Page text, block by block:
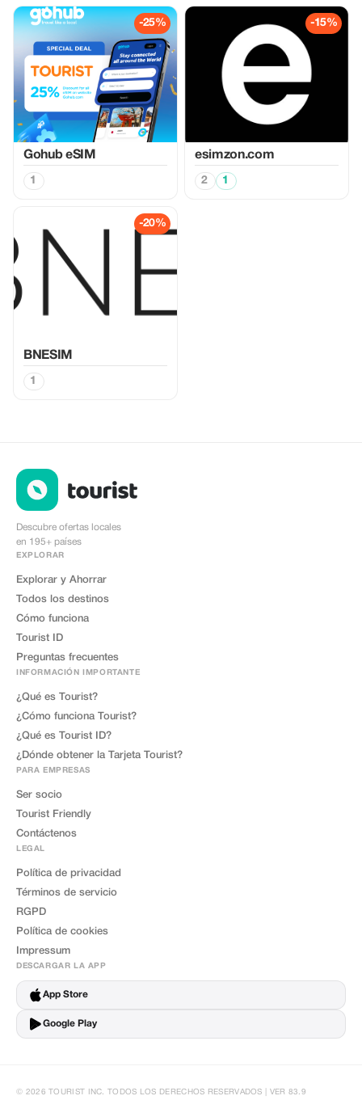
-25%
Gohub eSIM
1
-15%
esimzon.com
2 1
-20%
BNESIM
1
Descubre ofertas locales
en 195+ países
EXPLORAR
Explorar y Ahorrar
Todos los destinos
Cómo funciona
Tourist ID
Preguntas frecuentes
INFORMACIÓN IMPORTANTE
¿Qué es Tourist?
¿Cómo funciona Tourist?
¿Qué es Tourist ID?
¿Dónde obtener la Tarjeta Tourist?
PARA EMPRESAS
Ser socio
Tourist Friendly
Contáctenos
LEGAL
Política de privacidad
Términos de servicio
RGPD
Política de cookies
Impressum
DESCARGAR LA APP
App Store
Google Play
© 2026 TOURIST INC. TODOS LOS DERECHOS RESERVADOS | VER 83.9